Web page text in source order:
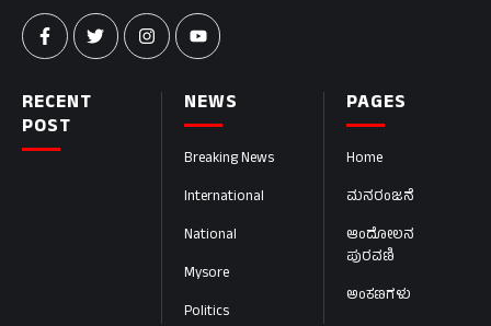
PAGES
Home
ಮನರಂಜನೆ
ಆಂದೋಲನ
ಪುರವಣಿ
ಅಂಕಣಗಳು
NEWS
Breaking News
International
National
Mysore
Politics
RECENT
POST